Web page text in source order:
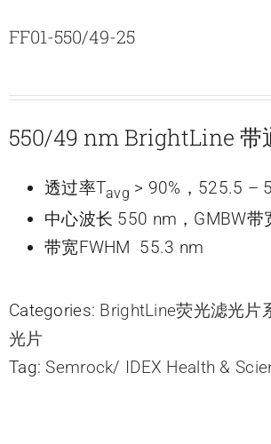
FF01-550/49-25
550/49 nm BrightLine 带
透过率Tavg > 90%，525.5 –
中心波长 550 nm，GMBW带
带宽FWHM 55.3 nm
Categories: BrightLine荧光滤光片
光片
Tag:Semrock/ IDEX Health &